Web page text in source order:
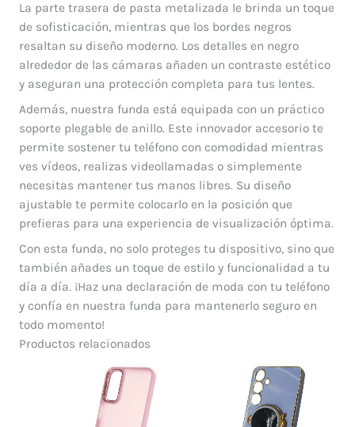
La parte trasera de pasta metalizada le brinda un toque
de sofisticación, mientras que los bordes negros
resaltan su diseño moderno. Los detalles en negro
alrededor de las cámaras añaden un contraste estético
y aseguran una protección completa para tus lentes.
Además, nuestra funda está equipada con un práctico
soporte plegable de anillo. Este innovador accesorio te
permite sostener tu teléfono con comodidad mientras
ves vídeos, realizas videollamadas o simplemente
necesitas mantener tus manos libres. Su diseño
ajustable te permite colocarlo en la posición que
prefieras para una experiencia de visualización óptima.
Con esta funda, no solo proteges tu dispositivo, sino que
también añades un toque de estilo y funcionalidad a tu
día a día. ¡Haz una declaración de moda con tu teléfono
y confía en nuestra funda para mantenerlo seguro en
todo momento!
Productos relacionados